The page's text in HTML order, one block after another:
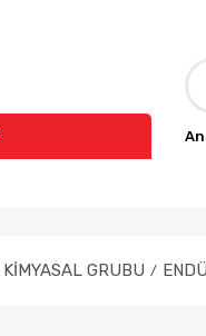
KİMYASAL GRUBU